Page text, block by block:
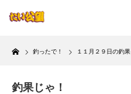
Home
釣ったで！ １１月２９日の釣果
釣果じゃ！